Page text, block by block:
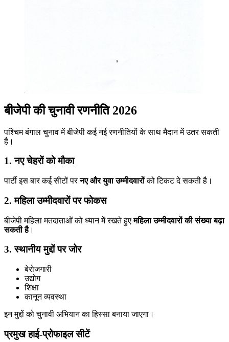
बीजेपी की चुनावी रणनीति 2026
पश्चिम बंगाल चुनाव में बीजेपी कई नई रणनीतियों के साथ मैदान में उतर सकती
है।
1. नए चेहरों को मौका
पार्टी इस बार कई सीटों परनए और युवा उम्मीदवारोंको टिकट दे सकती है।
2. महिला उम्मीदवारों पर फोकस
बीजेपी महिला मतदाताओं को ध्यान में रखते हुएमहिला उम्मीदवारों की संख्या बढ़ा
सकती है।
3. स्थानीय मुद्दों पर जोर
बेरोजगारी
उद्योग
शिक्षा
कानून व्यवस्था
इन मुद्दों को चुनावी अभियान का हिस्सा बनाया जाएगा।
प्रमुख हाई-प्रोफाइल सीटें